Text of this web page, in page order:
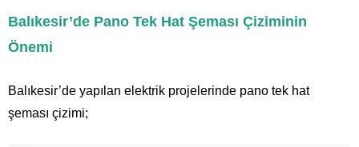
Balıkesir’de Pano Tek Hat Şeması Çiziminin
Önemi
Balıkesir’de yapılan elektrik projelerinde pano tek hat
şeması çizimi;